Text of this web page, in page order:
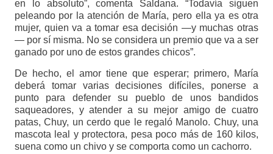
en lo absoluto”, comenta Saldana. “Todavía siguen
peleando por la atención de María, pero ella ya es otra
mujer, quien va a tomar esa decisión —y muchas otras
— por sí misma. No se considera un premio que va a ser
ganado por uno de estos grandes chicos”.
De hecho, el amor tiene que esperar; primero, María
deberá tomar varias decisiones difíciles, ponerse a
punto para defender su pueblo de unos bandidos
saqueadores, y atender a su mejor amigo de cuatro
patas, Chuy, un cerdo que le regaló Manolo. Chuy, una
mascota leal y protectora, pesa poco más de 160 kilos,
suena como un chivo y se comporta como un cachorro.